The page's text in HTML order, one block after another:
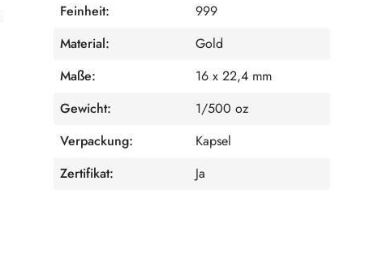
Feinheit:
999
Material:
Gold
Maße:
16 x 22,4 mm
Gewicht:
1/500 oz
Verpackung:
Kapsel
Zertifikat:
Ja